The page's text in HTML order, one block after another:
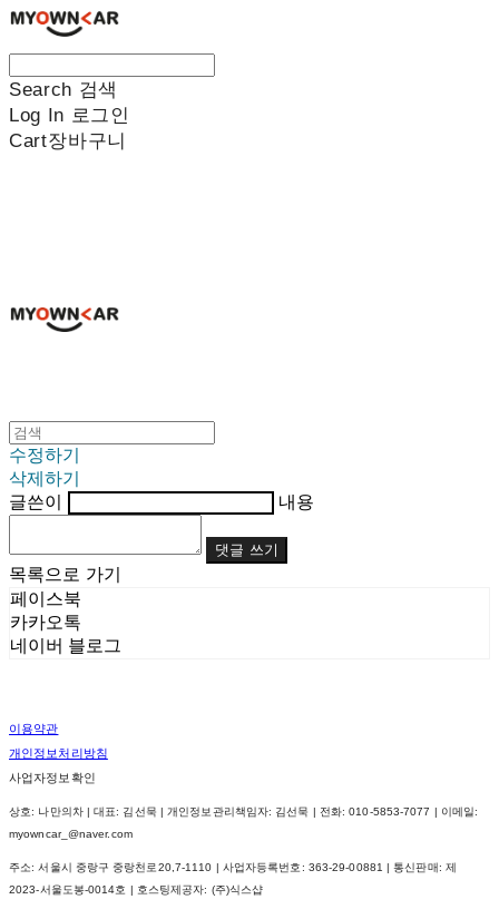
Search 검색
Log In 로그인
Cart장바구니
수정하기
삭제하기
글쓴이
내용
댓글 쓰기
목록으로 가기
페이스북
카카오톡
네이버 블로그
이용약관
개인정보처리방침
사업자정보확인
상호: 나만의차 | 대표: 김선묵 | 개인정보관리책임자: 김선묵 | 전화: 010-5853-7077 | 이메일:
myowncar_@naver.com
주소: 서울시 중랑구 중랑천로20,7-1110 | 사업자등록번호: 363-29-00881 | 통신판매: 제
2023-서울도봉-0014호
| 호스팅제공자: (주)식스샵